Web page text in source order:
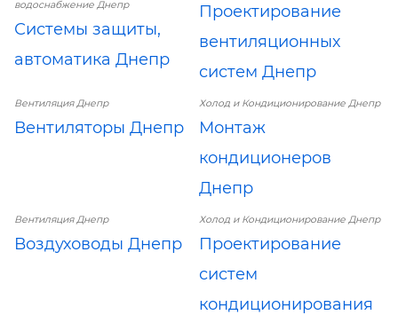
водоснабжение Днепр
Системы защиты,
автоматика Днепр
Проектирование
вентиляционных
систем Днепр
Вентиляция Днепр
Вентиляторы Днепр
Холод и Кондиционирование Днепр
Монтаж
кондиционеров
Днепр
Вентиляция Днепр
Воздуховоды Днепр
Холод и Кондиционирование Днепр
Проектирование
систем
кондиционирования